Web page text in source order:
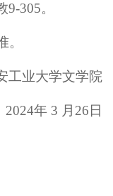
9-305。
工业大学文学院
2024年 3 月 26 日